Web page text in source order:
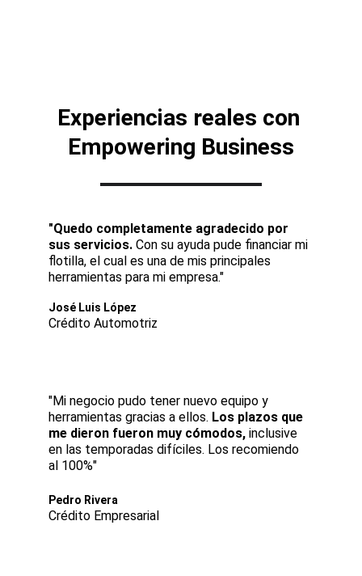
Experiencias reales con
Empowering Business
"Quedo completamente agradecido por
sus servicios. Con su ayuda pude financiar mi
flotilla, el cual es una de mis principales
herramientas para mi empresa."
José Luis López
Crédito Automotriz
"Mi negocio pudo tener nuevo equipo y
herramientas gracias a ellos. Los plazos que
me dieron fueron muy cómodos, inclusive
en las temporadas difíciles. Los recomiendo
al 100%"
Pedro Rivera
Crédito Empresarial